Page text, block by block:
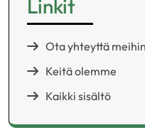
Linkit
Ota yhteyttä meihin
Keitä olemme
Kaikki sisältö